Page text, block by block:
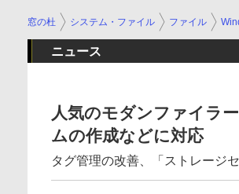
窓の杜 システム・ファイル ファイル
ニュース
人気のモダンファイラ
ムの作成などに対応
タグ管理の改善、「ストレージ